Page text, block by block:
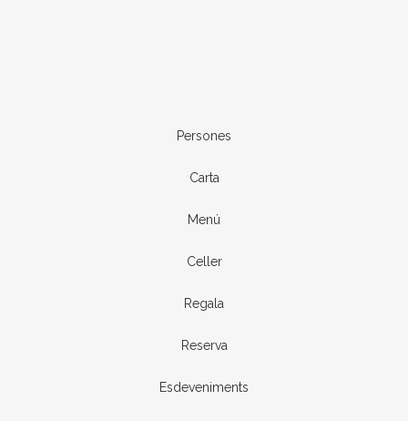
Persones
Carta
Menú
Celler
Regala
Reserva
Esdeveniments